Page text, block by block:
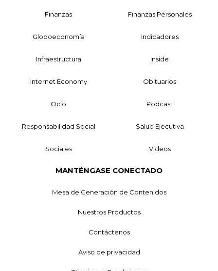
Finanzas Finanzas Personales
Globoeconomía Indicadores
Infraestructura Inside
Internet Economy Obituarios
Ocio Podcast
Responsabilidad Social Salud Ejecutiva
Sociales Videos
MANTÉNGASE CONECTADO
Mesa de Generación de Contenidos
Nuestros Productos
Contáctenos
Aviso de privacidad